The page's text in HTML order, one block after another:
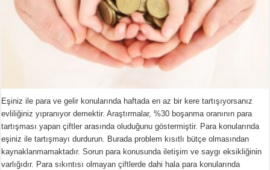
Eşiniz ile para ve gelir konularında haftada en az bir kere tartışıyorsanız
evliliğiniz yıpranıyor demektir. Araştırmalar, %30 boşanma oranının para
tartışması yapan çiftler arasında oluduğunu göstermiştir. Para konularında
eşiniz ile tartışmayı durdurun. Burada problem kısıtlı bütçe olmasından
kaynaklanmamaktadır. Sorun para konusunda iletişim ve saygı eksikliğinin
varlığıdır. Para sıkıntısı olmayan çiftlerde dahi hala para konularında